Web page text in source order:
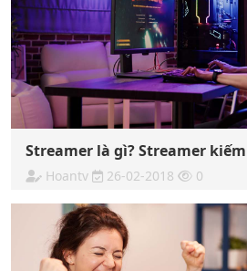
Streamer là gì? Streamer
Hoantv 26-02-2018 0